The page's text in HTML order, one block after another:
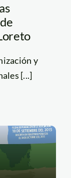
y
[...]